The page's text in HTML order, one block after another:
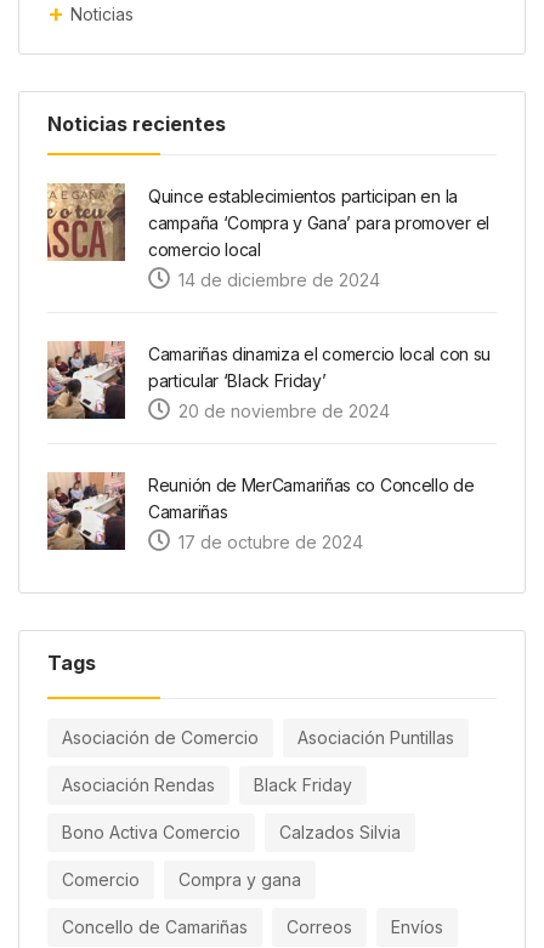
Noticias
Noticias recientes
Quince establecimientos participan en la
campaña ‘Compra y Gana’ para promover el
comercio local
14 de diciembre de 2024
Camariñas dinamiza el comercio local con su
particular ‘Black Friday’
20 de noviembre de 2024
Reunión de MerCamariñas co Concello de
Camariñas
17 de octubre de 2024
Tags
Asociación de Comercio Asociación Puntillas
Asociación Rendas Black Friday
Bono Activa Comercio Calzados Silvia
Comercio Compra y gana
Concello de Camariñas Correos Envíos